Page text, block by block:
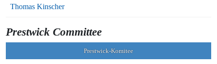
Thomas Kinscher
Prestwick Committee
Prestwick-Komitee